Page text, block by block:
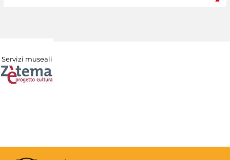
Servizi museali